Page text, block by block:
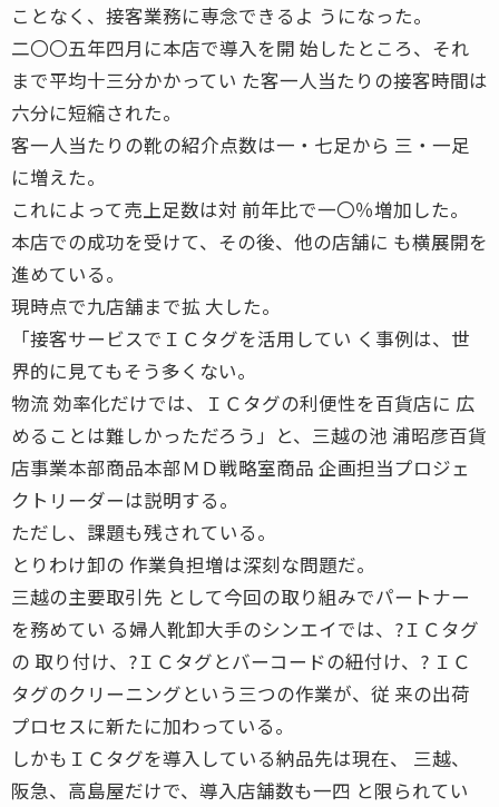
ことなく、接客業務に専念できるよ うになった。
二〇〇五年四月に本店で導入を開 始したところ、それ
まで平均十三分かかってい た客一人当たりの接客時間は
六分に短縮された。
客一人当たりの靴の紹介点数は一・七足から 三・一足
に増えた。
これによって売上足数は対 前年比で一〇％増加した。
本店での成功を受けて、その後、他の店舗に も横展開を
進めている。
現時点で九店舗まで拡 大した。
「接客サービスでＩＣタグを活用してい く事例は、世
界的に見てもそう多くない。
物流 効率化だけでは、ＩＣタグの利便性を百貨店に 広
めることは難しかっただろう」と、三越の池 浦昭彦百貨
店事業本部商品本部ＭＤ戦略室商品 企画担当プロジェ
クトリーダーは説明する。
ただし、課題も残されている。
とりわけ卸の 作業負担増は深刻な問題だ。
三越の主要取引先 として今回の取り組みでパートナー
を務めてい る婦人靴卸大手のシンエイでは、?ＩＣタグ
の 取り付け、?ＩＣタグとバーコードの紐付け、? ＩＣ
タグのクリーニングという三つの作業が、従 来の出荷
プロセスに新たに加わっている。
しかもＩＣタグを導入している納品先は現在、 三越、
阪急、高島屋だけで、導入店舗数も一四 と限られてい